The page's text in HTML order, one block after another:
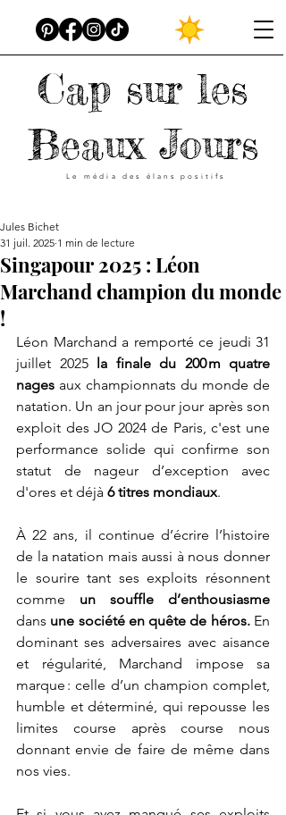
Cap sur les
Beaux Jours
Le média des élans positifs
Singapour 2025 : Léon
Marchand champion du monde
!
Jules Bichet
31 juil. 2025 1 min de lecture
Léon Marchand a remporté ce jeudi 31
juillet 2025 la finale du 200 m quatre
nages aux championnats du monde de
natation. Un an jour pour jour après son
exploit des JO 2024 de Paris, c'est une
performance solide qui confirme son
statut de nageur d’exception avec
d'ores et déjà 6 titres mondiaux.
À 22 ans, il continue d’écrire l’histoire
de la natation mais aussi à nous donner
le sourire tant ses exploits résonnent
comme un souffle d’enthousiasme
dans une société en quête de héros. En
dominant ses adversaires avec aisance
et régularité, Marchand impose sa
marque : celle d’un champion complet,
humble et déterminé, qui repousse les
limites course après course nous
donnant envie de faire de même dans
nos vies.